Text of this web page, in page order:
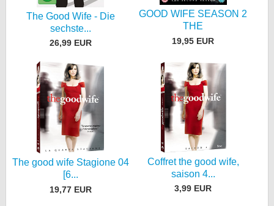
The Good Wife - Die
sechste...
26,99 EUR
GOOD WIFE SEASON 2
THE
19,95 EUR
The good wife Stagione 04
[6...
19,77 EUR
Coffret the good wife,
saison 4...
3,99 EUR
Impressum
Desktop-Ansicht